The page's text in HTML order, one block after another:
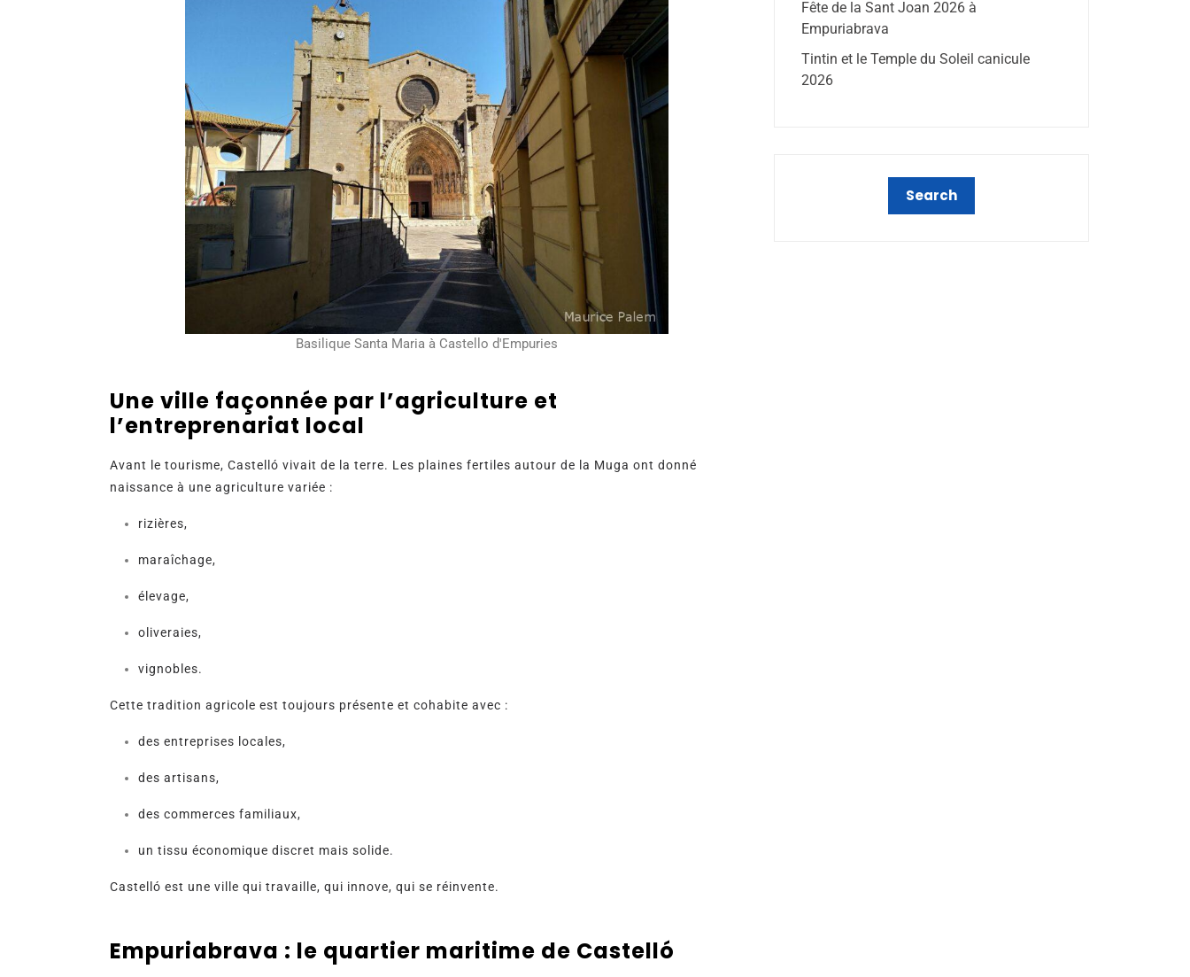
Basilique Santa Maria à Castello d'Empuries
Une ville façonnée par l’agriculture et
l’entreprenariat local
Avant le tourisme, Castelló vivait de la terre. Les plaines fertiles autour de la Muga ont donné
naissance à une agriculture variée :
rizières,
maraîchage,
élevage,
oliveraies,
vignobles.
Cette tradition agricole est toujours présente et cohabite avec :
des entreprises locales,
des artisans,
des commerces familiaux,
un tissu économique discret mais solide.
Castelló est une ville qui travaille, qui innove, qui se réinvente.
Empuriabrava : le quartier maritime de Castelló
Fête de la Sant Joan 2026 à
Empuriabrava
Tintin et le Temple du Soleil canicule
2026